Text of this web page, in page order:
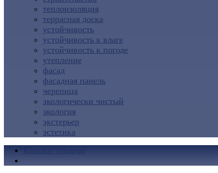
теплоизоляция
террасная доска
устойчивость
устойчивость к влаге
устойчивость к погоде
утепление
фасад
фасадная панель
черепица
экологически чистый
экология
экстерьер
эстетика